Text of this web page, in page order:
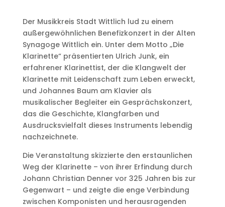
Der Musikkreis Stadt Wittlich lud zu einem
außergewöhnlichen Benefizkonzert in der Alten
Synagoge Wittlich ein. Unter dem Motto „Die
Klarinette“ präsentierten Ulrich Junk, ein
erfahrener Klarinettist, der die Klangwelt der
Klarinette mit Leidenschaft zum Leben erweckt,
und Johannes Baum am Klavier als
musikalischer Begleiter ein Gesprächskonzert,
das die Geschichte, Klangfarben und
Ausdrucksvielfalt dieses Instruments lebendig
nachzeichnete.
Die Veranstaltung skizzierte den erstaunlichen
Weg der Klarinette – von ihrer Erfindung durch
Johann Christian Denner vor 325 Jahren bis zur
Gegenwart – und zeigte die enge Verbindung
zwischen Komponisten und herausragenden